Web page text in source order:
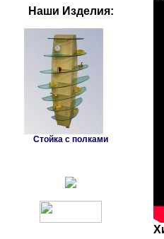
Наши Изделия:
Стойка с полками